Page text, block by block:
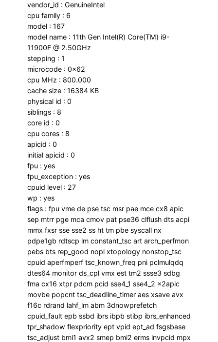
vendor_id : GenuineIntel
cpu family : 6
model : 167
model name : 11th Gen Intel(R) Core(TM) i9-
11900F @ 2.50GHz
stepping : 1
microcode : 0x62
cpu MHz : 800.000
cache size : 16384 KB
physical id : 0
siblings : 8
core id : 0
cpu cores : 8
apicid : 0
initial apicid : 0
fpu : yes
fpu_exception : yes
cpuid level : 27
wp : yes
flags : fpu vme de pse tsc msr pae mce cx8 apic
sep mtrr pge mca cmov pat pse36 clflush dts acpi
mmx fxsr sse sse2 ss ht tm pbe syscall nx
pdpe1gb rdtscp lm constant_tsc art arch_perfmon
pebs bts rep_good nopl xtopology nonstop_tsc
cpuid aperfmperf tsc_known_freq pni pclmulqdq
dtes64 monitor ds_cpl vmx est tm2 ssse3 sdbg
fma cx16 xtpr pdcm pcid sse4_1 sse4_2 x2apic
movbe popcnt tsc_deadline_timer aes xsave avx
f16c rdrand lahf_lm abm 3dnowprefetch
cpuid_fault epb ssbd ibrs ibpb stibp ibrs_enhanced
tpr_shadow flexpriority ept vpid ept_ad fsgsbase
tsc_adjust bmi1 avx2 smep bmi2 erms invpcid mpx